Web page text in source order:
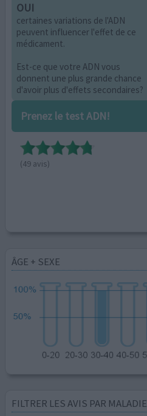
OUI
certaines variations de l'ADN
peuvent influencer l'effet de ce
médicament.
Est-ce que votre ADN vous
donnent une plus grande chance
d'avoir plus d'effets secondaires?
Prenez le test ADN!
(49 avis)
ÂGE + SEXE
FILTRER LES AVIS PAR MALADIE